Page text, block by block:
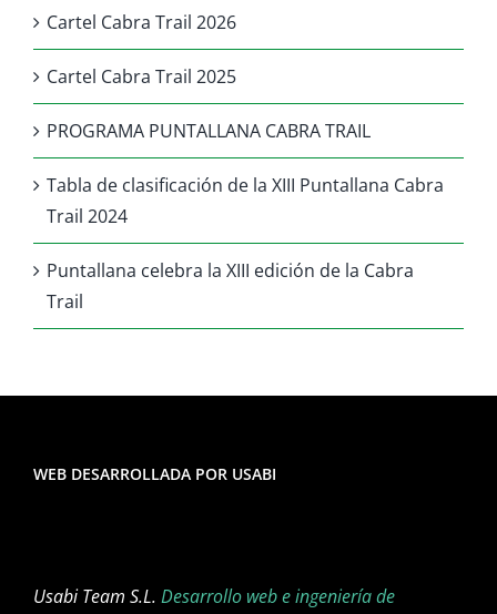
Cartel Cabra Trail 2026
Cartel Cabra Trail 2025
PROGRAMA PUNTALLANA CABRA TRAIL
Tabla de clasificación de la XIII Puntallana Cabra
Trail 2024
Puntallana celebra la XIII edición de la Cabra
Trail
WEB DESARROLLADA POR USABI
Usabi Team S.L. Desarrollo web e ingeniería de